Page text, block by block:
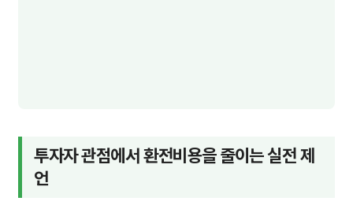
투자자 관점에서 환전비용을 줄이는 실전 제
언